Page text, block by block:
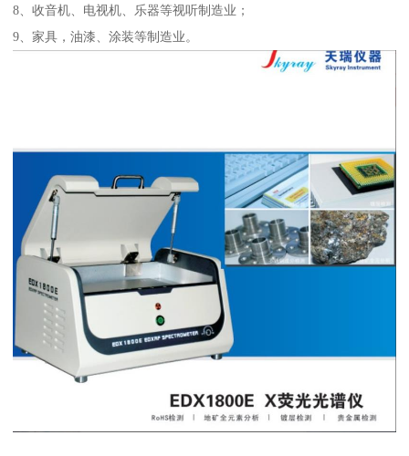
8、收音机、电视机、乐器等视听制造业；
9、家具，油漆、涂装等制造业。